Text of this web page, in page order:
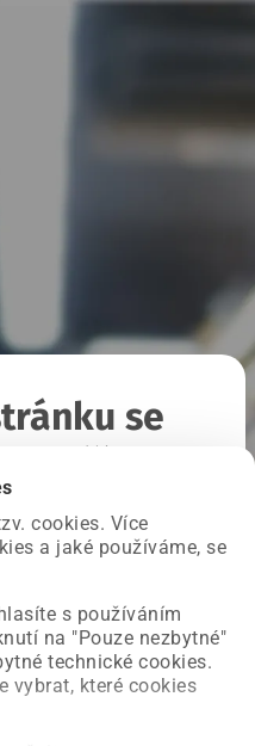
cookies. Více
a jaké používáme, se
s používáním
na "Pouze nezbytné"
technické cookies.
vybrat, které cookies
se
a už ji opravujeme.
stránku.
Úvodní strana